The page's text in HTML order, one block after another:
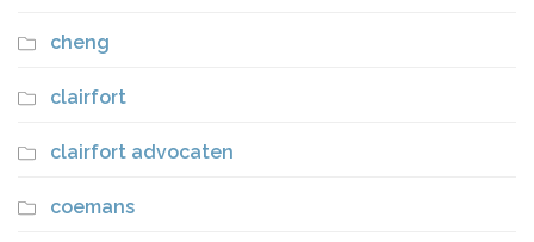
cheng
clairfort
clairfort advocaten
coemans